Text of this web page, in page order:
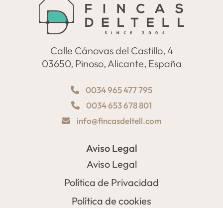
Calle Cánovas del Castillo, 4
03650, Pinoso, Alicante, España
0034 965 477 795
0034 653 678 801
info@fincasdeltell.com
Aviso Legal
Aviso Legal
Política de Privacidad
Política de cookies